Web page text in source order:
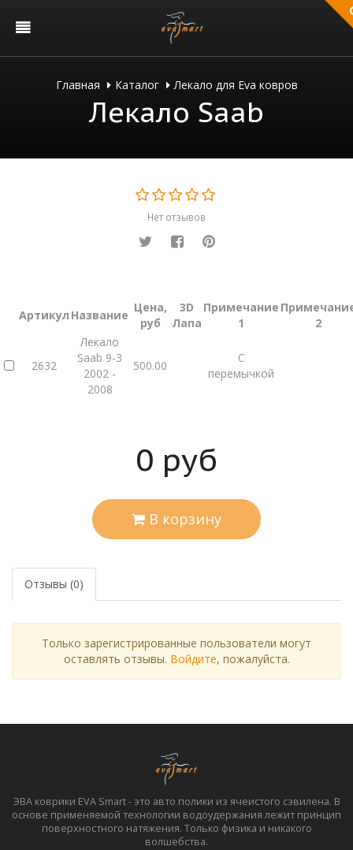
Главная Каталог Лекало для Eva ковров
Лекало Saab
Нет отзывов
Артикул Название
Цена,
руб
3D
Лапа
Примечание
1
2
2632
Лекало
Saab 9-3
2002 -
2008
500.00
С
перемычкой
0 руб
В корзину
Отзывы (0)
Только зарегистрированные пользователи могут
оставлять отзывы. Войдите, пожалуйста.
ЭВА коврики EVA Smart - это авто полики из ячеистого сэвилена. В
основе применяемой технологии водоудержания лежит принцип
поверхностного натяжения. Только физика и никакого
волшебства.